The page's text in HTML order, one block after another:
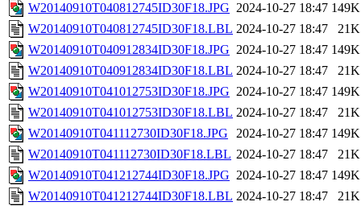
W20140910T040812745ID30F18.JPG 2024-10-27 18:47 149K
W20140910T040812745ID30F18.LBL 2024-10-27 18:47
21K
W20140910T040912834ID30F18.JPG 2024-10-27 18:47 149K
W20140910T040912834ID30F18.LBL 2024-10-27 18:47
21K
W20140910T041012753ID30F18.JPG 2024-10-27 18:47 149K
W20140910T041012753ID30F18.LBL 2024-10-27 18:47
21K
W20140910T041112730ID30F18.JPG
2024-10-27 18:47 149K
W20140910T041112730ID30F18.LBL 2024-10-27 18:47
21K
W20140910T041212744ID30F18.JPG 2024-10-27 18:47 149K
W20140910T041212744ID30F18.LBL 2024-10-27 18:47
21K